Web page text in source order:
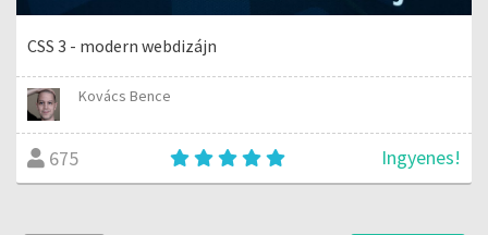
CSS 3 - modern webdizájn
Kovács Bence
675 Ingyenes!